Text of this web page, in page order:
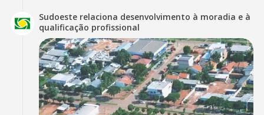
Sudoeste relaciona desenvolvimento à moradia e à
qualificação profissional